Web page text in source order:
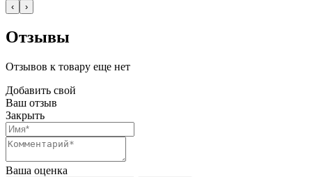
‹ ›
Отзывы
Отзывов к товару еще нет
Добавить свой
Ваш отзыв
Закрыть
Ваша оценка